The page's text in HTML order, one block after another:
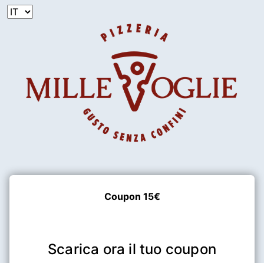
Coupon 15€
Scarica ora il tuo coupon